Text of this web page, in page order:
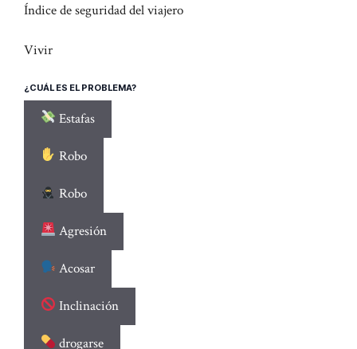
Índice de seguridad del viajero
Vivir
¿CUÁL ES EL PROBLEMA?
Estafas
Robo
Robo
Agresión
Acosar
Inclinación
drogarse